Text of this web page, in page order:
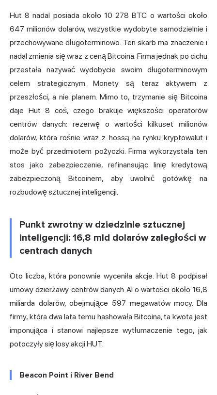
Hut 8 nadal posiada około 10 278 BTC o wartości około
647 milionów dolarów, wszystkie wydobyte samodzielnie i
przechowywane długoterminowo. Ten skarb ma znaczenie i
nadal zmienia się wraz z ceną Bitcoina. Firma jednak po cichu
przestała nazywać wydobycie swoim długoterminowym
celem strategicznym. Monety są teraz aktywem z
przeszłości, a nie planem. Mimo to, trzymanie się Bitcoina
daje Hut 8 coś, czego brakuje większości operatorów
centrów danych: rezerwę o wartości kilkuset milionów
dolarów, która rośnie wraz z hossą na rynku kryptowalut i
może być przedmiotem pożyczki. Firma wykorzystała ten
stos jako zabezpieczenie, refinansując linię kredytową
zabezpieczoną Bitcoinem, aby uwolnić gotówkę na
rozbudowę sztucznej inteligencji.
Punkt zwrotny w dziedzinie sztucznej
inteligencji: 16,8 mld dolarów zaległości w
centrach danych
Oto liczba, która ponownie wyceniła akcje. Hut 8 podpisał
umowy dzierżawy centrów danych AI o wartości około 16,8
miliarda dolarów, obejmujące 597 megawatów mocy. Dla
firmy, która dwa lata temu hashowała Bitcoina, ta kwota jest
imponująca i stanowi najlepsze wytłumaczenie tego, jak
potoczyły się losy akcji HUT.
Beacon Point i River Bend